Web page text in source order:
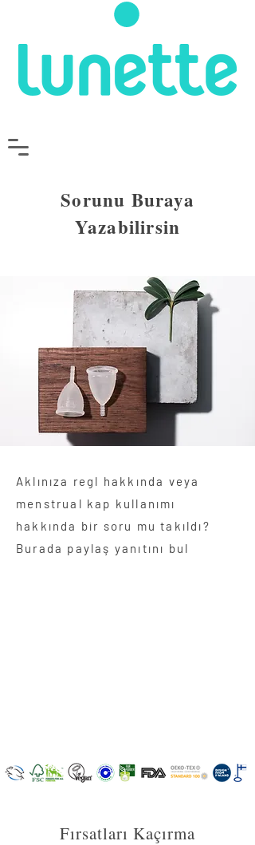
Sorunu Buraya
Yazabilirsin
Aklınıza regl hakkında veya
menstrual kap kullanımı
hakkında bir soru mu takıldı?
Burada paylaş yanıtını bul
Fırsatları Kaçırma